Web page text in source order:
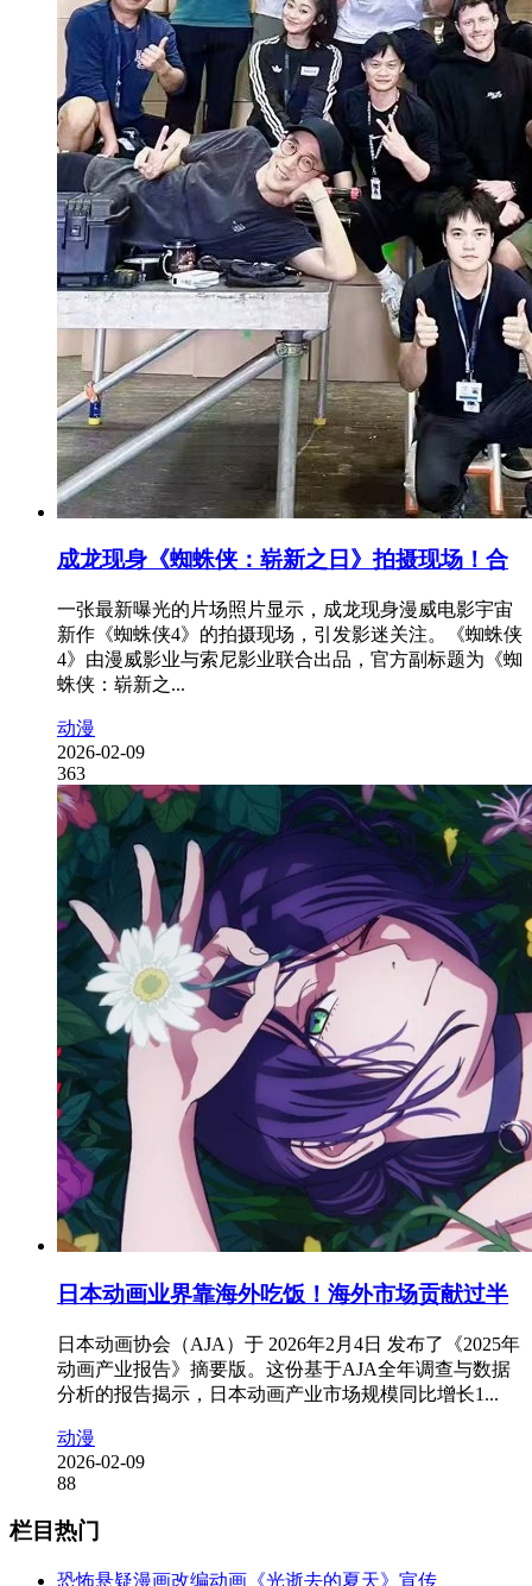
成龙现身《蜘蛛侠：崭新之日》拍摄现场！合
一张最新曝光的片场照片显示，成龙现身漫威电影宇宙
新作《蜘蛛侠4》的拍摄现场，引发影迷关注。《蜘蛛侠
4》由漫威影业与索尼影业联合出品，官方副标题为《蜘
蛛侠：崭新之...
动漫
2026-02-09
363
日本动画业界靠海外吃饭！海外市场贡献过半
日本动画协会（AJA）于 2026年2月4日 发布了《2025年
动画产业报告》摘要版。这份基于AJA全年调查与数据
分析的报告揭示，日本动画产业市场规模同比增长1...
动漫
2026-02-09
88
栏目热门
恐怖悬疑漫画改编动画《光逝去的夏天》宣传